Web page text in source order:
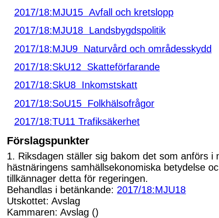
2017/18:MJU15 Avfall och kretslopp
2017/18:MJU18 Landsbygdspolitik
2017/18:MJU9 Naturvård och områdesskydd
2017/18:SkU12 Skatteförfarande
2017/18:SkU8 Inkomstskatt
2017/18:SoU15 Folkhälsofrågor
2017/18:TU11 Trafiksäkerhet
Förslagspunkter
1. Riksdagen ställer sig bakom det som anförs i
hästnäringens samhällsekonomiska betydelse
tillkännager detta för regeringen.
Behandlas i betänkande: 2017/18:MJU18
Utskottet: Avslag
Kammaren: Avslag ()